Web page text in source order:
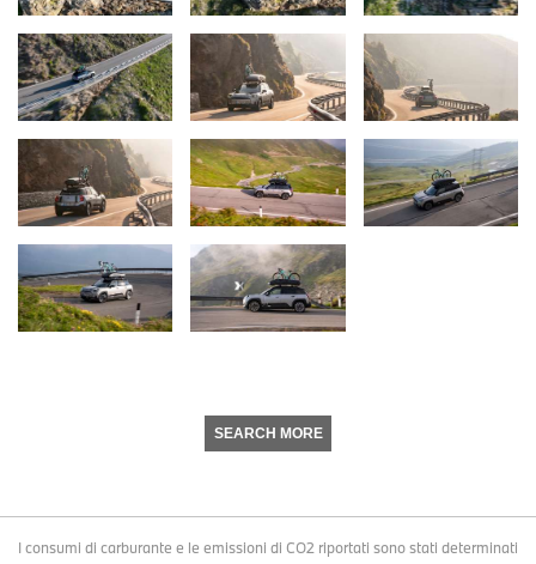
SEARCH MORE
I consumi di carburante e le emissioni di CO2 riportati sono stati determinati